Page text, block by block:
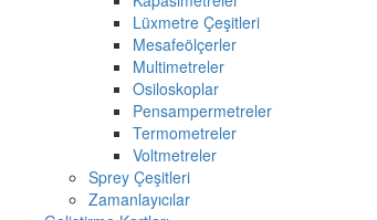
Lüxmetre Çeşitleri
Mesafeölçerler
Multimetreler
Osiloskoplar
Pensampermetreler
Termometreler
Voltmetreler
Sprey Çeşitleri
Zamanlayıcılar